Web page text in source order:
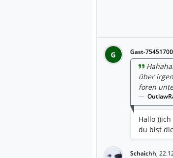
G Gast-
über
foren
Hallo
du bist
Schaichh,